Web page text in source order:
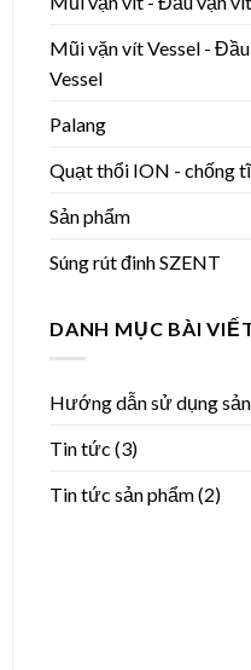
Mũi vặn vít Vessel -
Vessel
Palang
Quạt thổi ION - chống
Sản phẩm
Súng rút đinh SZENT
DANH MỤC BÀI
Hướng dẫn sử dụng
Tin tức (3)
Tin tức sản phẩm(2)